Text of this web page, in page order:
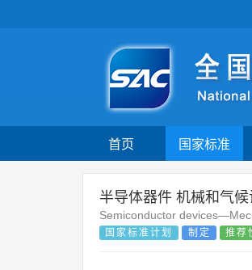
首页 国家标准
半导体器件 机械和气
Semiconductor
国家标准计划 制定 推荐